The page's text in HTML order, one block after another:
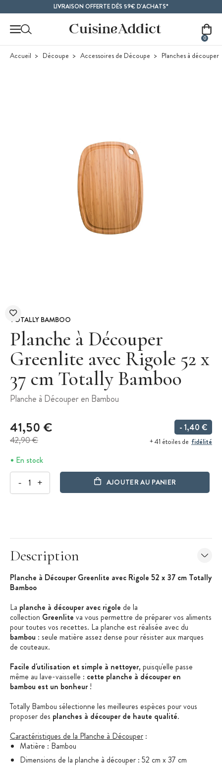
LIVRAISON OFFERTE DÈS 59€ D'ACHATS*
0
Accueil Découpe Accessoires de Découpe Planches à découper
TOTALLY BAMBOO
Planche à Découper
Greenlite avec Rigole 52 x
37 cm Totally Bamboo
Planche à Découper en Bambou
41,50 €
42,90 €
- 1,40 €
+ 41 étoiles de fidélité
En stock
- + AJOUTER AU PANIER
Description
Planche à Découper Greenlite avec Rigole 52 x 37 cm Totally
Bamboo
La planche à découper avec rigole de la
collection Greenlite va vous permettre de préparer vos aliments
pour toutes vos recettes. La planche est réalisée avec du
bambou : seule matière assez dense pour résister aux marques
de couteaux.
Facile d'utilisation et simple à nettoyer, puisqu'elle passe
même au lave-vaisselle : cette planche à découper en
bambou est un bonheur!
Totally Bambou sélectionne les meilleures espèces pour vous
proposer des planches à découper de haute qualité.
Caractéristiques de la Planche à Découper :
Matière : Bambou
Dimensions de la planche à découper : 52 cm x 37 cm